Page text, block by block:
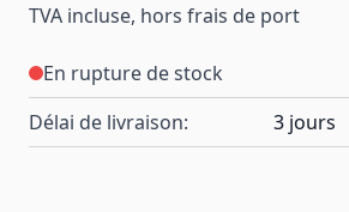
TVA incluse, hors frais de port
En rupture de stock
Délai de livraison:
3 jours